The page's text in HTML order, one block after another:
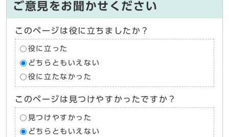
ご意見をお聞かせください
このページは役に立ちましたか？
役に立った
どちらともいえない
役に立たなかった
このページは見つけやすかったですか？
見つけやすかった
どちらともいえない